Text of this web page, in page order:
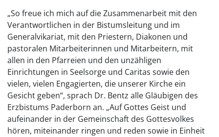
„So freue ich mich auf die Zusammenarbeit mit den
Verantwortlichen in der Bistumsleitung und im
Generalvikariat, mit den Priestern, Diakonen und
pastoralen Mitarbeiterinnen und Mitarbeitern, mit
allen in den Pfarreien und den unzähligen
Einrichtungen in Seelsorge und Caritas sowie den
vielen, vielen Engagierten, die unserer Kirche ein
Gesicht geben“, sprach Dr. Bentz alle Gläubigen des
Erzbistums Paderborn an. „Auf Gottes Geist und
aufeinander in der Gemeinschaft des Gottesvolkes
hören, miteinander ringen und reden sowie in Einheit